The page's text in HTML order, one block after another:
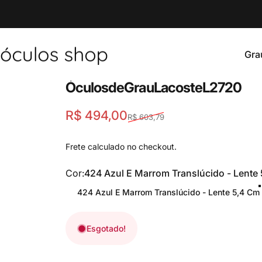
Óculos Shop
ÓculosdeGrauLacosteL2720
Translation missing: pt-
R$ 494,00
Translation missing: pt-
R$ 603,79
Frete calculado no checkout.
Cor
Cor:424 Azul E Marrom Translúcido - Lente
424 Azul E Marrom Translúcido - Lente 5,4 Cm
Esgotado!